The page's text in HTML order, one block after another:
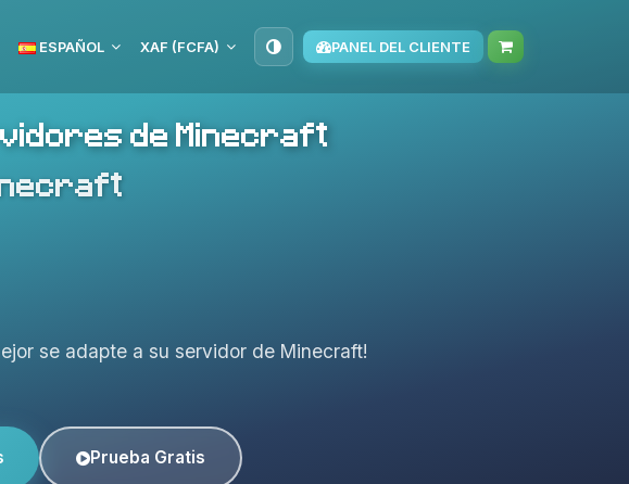
ESPAÑOL XAF (FCFA) PANEL DEL CLIENTE
de Minecraft
se adapte a su servidor de Minecraft!
Prueba Gratis